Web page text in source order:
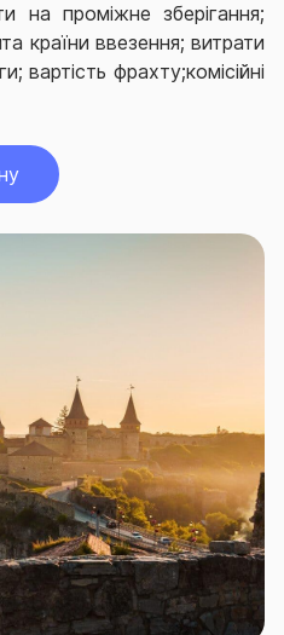
на проміжне зберігання;
країни ввезення; витрати
вартість фрахту;комісійні